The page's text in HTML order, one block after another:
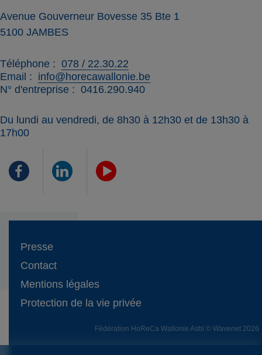
Avenue Gouverneur Bovesse 35 Bte 1
5100 JAMBES
Téléphone
078 / 22.30.22
Email
info@horecawallonie.be
N° d'entreprise
0416.290.940
Du lundi au vendredi, de 8h30 à 12h30 et de 13h30 à
17h00
Presse
Contact
Mentions légales
Protection de la vie privée
Fédération HoReCa Wallonie Asbl © Wavenet 2026